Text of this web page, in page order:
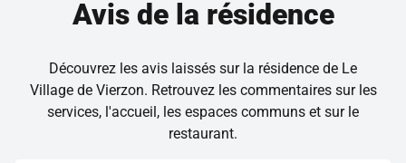
Avis de la résidence
Découvrez les avis laissés sur la résidence de Le
Village de Vierzon. Retrouvez les commentaires sur les
services, l'accueil, les espaces communs et sur le
restaurant.